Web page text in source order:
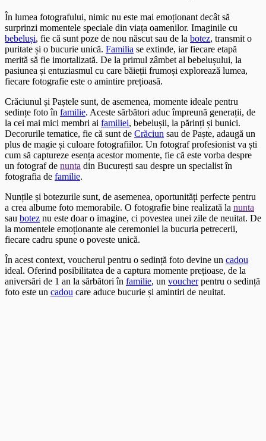
În lumea fotografului, nimic nu este mai emoționant decât să
surprinzi momentele speciale din viața oamenilor. Imaginile cu
bebeluși, fie că sunt poze de nou născut sau de la botez, transmit o
puritate și o bucurie unică. Familia se extinde, iar fiecare etapă
merită să fie imortalizată. De la primul zâmbet al bebelușului, la
pasiunea și entuziasmul cu care băieții frumoși explorează lumea,
fiecare fotografie este o amintire prețioasă.
Crăciunul și Paștele sunt, de asemenea, momente ideale pentru
sedințe foto în familie. Aceste sărbători aduc împreună generații, de
la cei mai mici membri ai familiei, bebelușii, la părinți și bunici.
Decorurile tematice, fie că sunt de Crăciun sau de Paște, adaugă un
plus de magie și culoare fotografiilor. Un fotograf profesionist va ști
cum să captureze esența acestor momente, fie că este vorba despre
un fotograf de nunta din București sau despre un specialist în
fotografia de familie.
Nunțile și botezurile sunt, de asemenea, oportunități perfecte pentru
a crea albume foto memorabile. O fotografie bine realizată la nunta
sau botez nu este doar o imagine, ci povestea unei zile de neuitat. De
la momentele emoționante ale ceremoniei la bucuria petrecerii,
fiecare cadru spune o poveste unică.
În acest context, voucherul pentru o sedință foto devine un cadou
ideal. Oferind posibilitatea de a captura momente prețioase, de la
aniversări de 1 an la sărbători în familie, un voucherpentru o sedință
foto este un cadou care aduce bucurie și amintiri de neuitat.